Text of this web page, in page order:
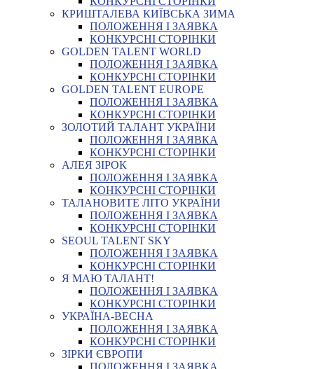
КРИШТАЛЕВА КИЇВСЬКА ЗИМА
ПОЛОЖЕННЯ І ЗАЯВКА
КОНКУРСНІ СТОРІНКИ
GOLDEN TALENT WORLD
ПОЛОЖЕННЯ І ЗАЯВКА
КОНКУРСНІ СТОРІНКИ
GOLDEN TALENT EUROPE
ПОЛОЖЕННЯ І ЗАЯВКА
КОНКУРСНІ СТОРІНКИ
ЗОЛОТИЙ ТАЛАНТ УКРАЇНИ
ПОЛОЖЕННЯ І ЗАЯВКА
КОНКУРСНІ СТОРІНКИ
АЛЕЯ ЗІРОК
ПОЛОЖЕННЯ І ЗАЯВКА
КОНКУРСНІ СТОРІНКИ
ТАЛАНОВИТЕ ЛІТО УКРАЇНИ
ПОЛОЖЕННЯ І ЗАЯВКА
КОНКУРСНІ СТОРІНКИ
SEOUL TALENT SKY
ПОЛОЖЕННЯ І ЗАЯВКА
КОНКУРСНІ СТОРІНКИ
Я МАЮ ТАЛАНТ!
ПОЛОЖЕННЯ І ЗАЯВКА
КОНКУРСНІ СТОРІНКИ
УКРАЇНА-ВЕСНА
ПОЛОЖЕННЯ І ЗАЯВКА
КОНКУРСНІ СТОРІНКИ
ЗІРКИ ЄВРОПИ
ПОЛОЖЕННЯ І ЗАЯВКА